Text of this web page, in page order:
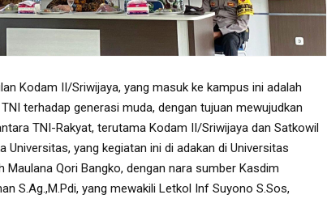
Kodam II/Sriwijaya, yang masuk ke kampus ini adalah
terhadap generasi muda, dengan tujuan mewujudkan
TNI-Rakyat, terutama Kodam II/Sriwijaya dan Satkowil
Universitas, yang kegiatan ini di adakan di Universitas
Maulana Qori Bangko, dengan nara sumber Kasdim
S.Ag.,M.Pdi, yang mewakili Letkol Inf Suyono S.Sos,